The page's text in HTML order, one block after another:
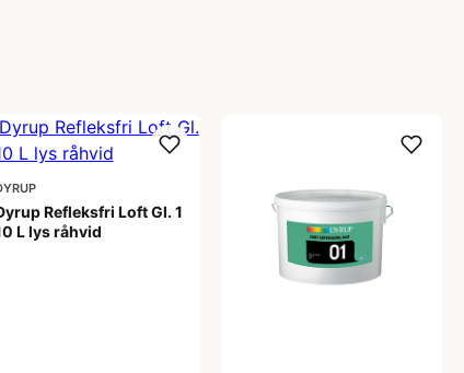
Refleksfri Loft Gl. 1
L lys råhvid